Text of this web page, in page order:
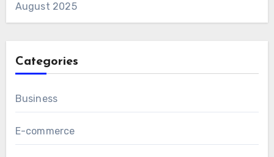
August 2025
Categories
Business
E-commerce